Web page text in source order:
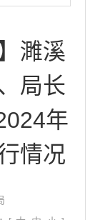
濉溪
局长
年
情况